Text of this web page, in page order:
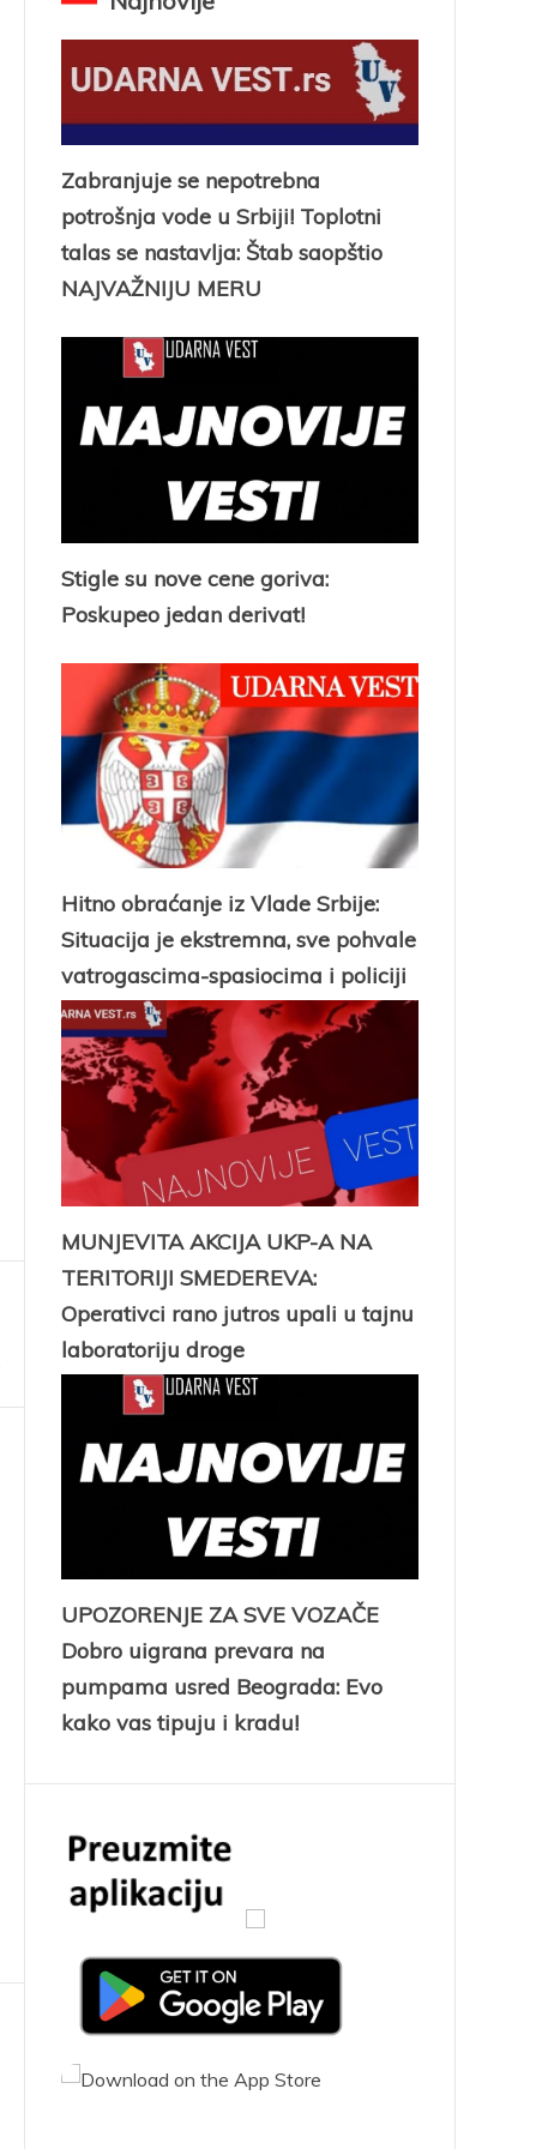
Zabranjuje se nepotrebna
potrošnja vode u Srbiji! Toplotni
talas se nastavlja: Štab saopštio
NAJVAŽNIJU MERU
Stigle su nove cene goriva:
Poskupeo jedan derivat!
Hitno obraćanje iz Vlade Srbije:
Situacija je ekstremna, sve pohvale
vatrogascima-spasiocima i policiji
MUNJEVITA AKCIJA UKP-A NA
TERITORIJI SMEDEREVA:
Operativci rano jutros upali u tajnu
laboratoriju droge
UPOZORENJE ZA SVE VOZAČE
Dobro uigrana prevara na
pumpama usred Beograda: Evo
kako vas tipuju i kradu!